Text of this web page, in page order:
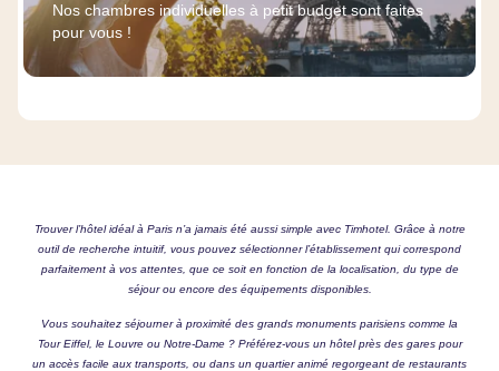
Nos chambres individuelles à petit budget sont faites
pour vous !
Trouver l’hôtel idéal à Paris n’a jamais été aussi simple avec Timhotel. Grâce à notre
outil de recherche intuitif, vous pouvez sélectionner l’établissement qui correspond
parfaitement à vos attentes, que ce soit en fonction de la localisation, du type de
séjour ou encore des équipements disponibles.
Vous souhaitez séjourner à proximité des grands monuments parisiens comme la
Tour Eiffel, le Louvre ou Notre-Dame ? Préférez-vous un hôtel près des gares pour
un accès facile aux transports, ou dans un quartier animé regorgeant de restaurants